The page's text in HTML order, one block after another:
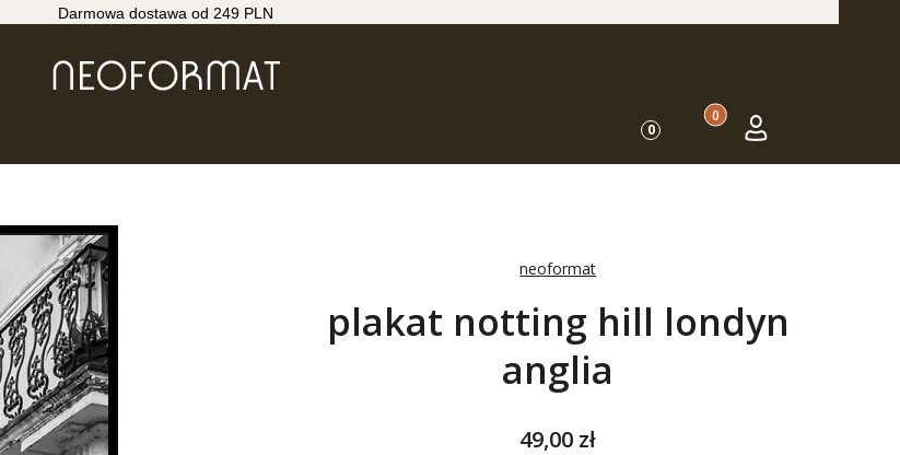
Darmowa dostawa od 249 PLN
0 Produkty w koszyku: 0.
Koszyk Zaloguj się
neoformat
plakat notting hill londyn
anglia
Cena
49,00 zł